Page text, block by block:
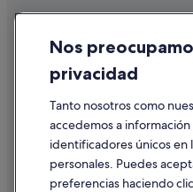
Condiciones de uso
Información legal/contacto
Pautas sobre el contenido y
Ayuda
Nos
privacidad
Tanto nosotros como
accedemos a
identificadores únicos en
personales. Puedes
preferencias haciendo